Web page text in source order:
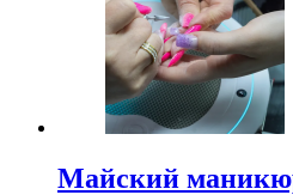
Майский